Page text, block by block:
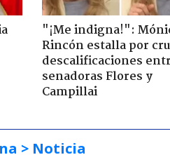
"¡Me indigna!":
Rincón estalla por
descalificaciones
senadoras Flores y
Campillai
> Noticia